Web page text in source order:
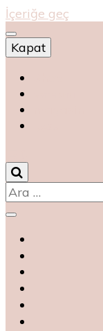
İçeriğe geç
Kapat
Arama: